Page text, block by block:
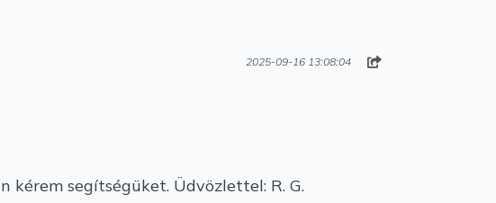
2025-09-16 13:08:04
segítségüket. Üdvözlettel: R. G.